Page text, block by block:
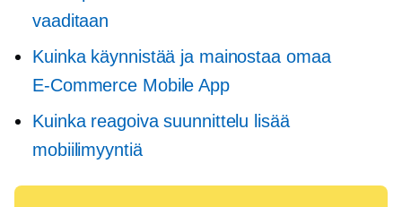
vaaditaan
Kuinka käynnistää ja mainostaa omaa
E-Commerce Mobile App
Kuinka reagoiva suunnittelu lisää
mobiilimyyntiä